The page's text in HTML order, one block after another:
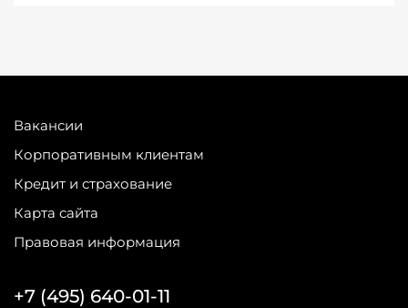
Вакансии
Корпоративным клиентам
Кредит и страхование
Карта сайта
Правовая информация
+7 (495) 640-01-11